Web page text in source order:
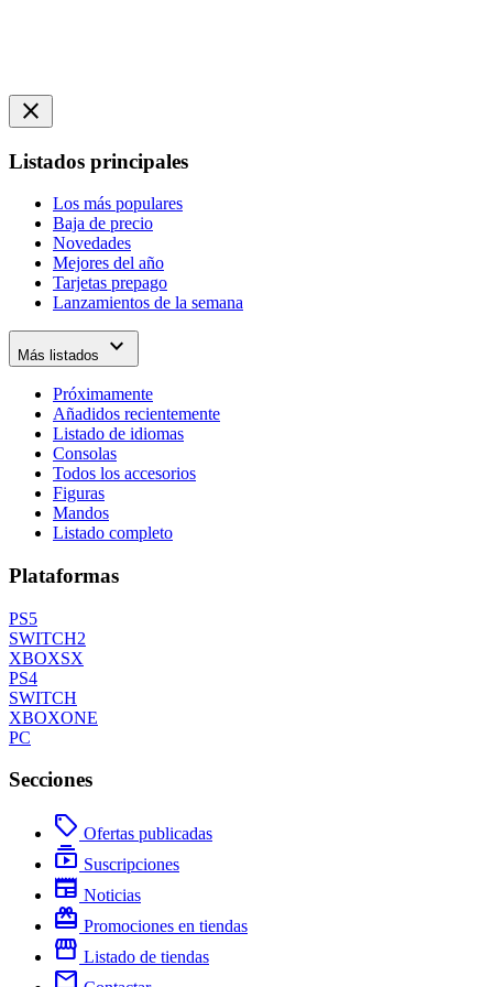
close
Listados principales
Los más populares
Baja de precio
Novedades
Mejores del año
Tarjetas prepago
Lanzamientos de la semana
Más listados expand_more
Próximamente
Añadidos recientemente
Listado de idiomas
Consolas
Todos los accesorios
Figuras
Mandos
Listado completo
Plataformas
PS5
SWITCH2
XBOXSX
PS4
SWITCH
XBOXONE
PC
Secciones
local_offer Ofertas publicadas
subscriptions Suscripciones
newspaper Noticias
redeem Promociones en tiendas
storefront Listado de tiendas
mail